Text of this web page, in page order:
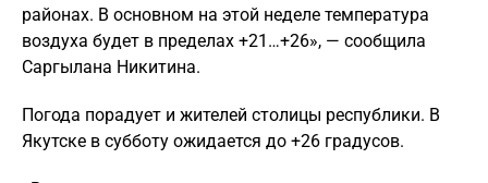
районах. В основном на этой неделе температура
воздуха будет в пределах +21…+26», — сообщила
Саргылана Никитина.
Погода порадует и жителей столицы республики. В
Якутске в субботу ожидается до +26 градусов.